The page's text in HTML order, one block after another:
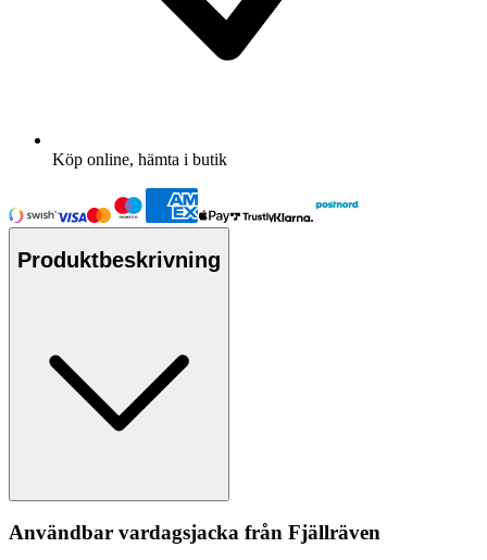
Köp online, hämta i butik
Produktbeskrivning
Användbar vardagsjacka från Fjällräven